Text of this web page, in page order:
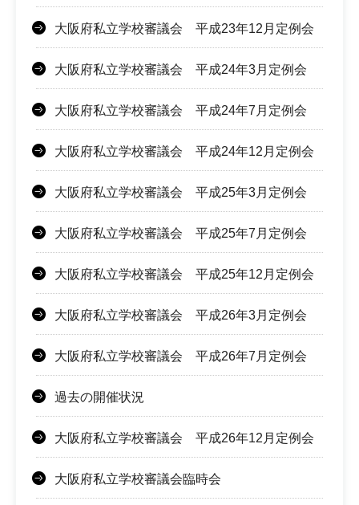
大阪府私立学校審議会 平成23年12月定例会
大阪府私立学校審議会 平成24年3月定例会
大阪府私立学校審議会 平成24年7月定例会
大阪府私立学校審議会 平成24年12月定例会
大阪府私立学校審議会 平成25年3月定例会
大阪府私立学校審議会 平成25年7月定例会
大阪府私立学校審議会 平成25年12月定例会
大阪府私立学校審議会 平成26年3月定例会
大阪府私立学校審議会 平成26年7月定例会
過去の開催状況
大阪府私立学校審議会 平成26年12月定例会
大阪府私立学校審議会臨時会